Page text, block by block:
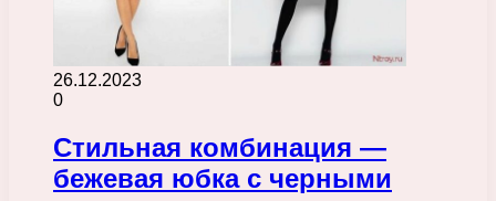
26.12.2023
0
Стильная комбинация —
бежевая юбка с черными